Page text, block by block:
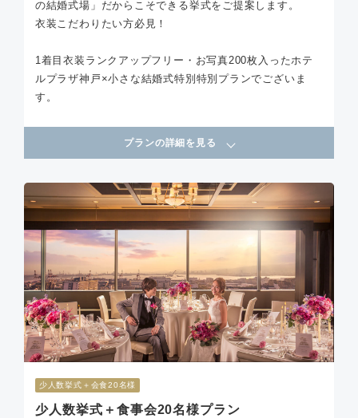
の結婚式場」だからこそできる挙式をご提案します。
衣装こだわりたい方必見！
1着目衣装ランクアップフリー・お写真200枚入ったホテ
ルプラザ神戸×小さな結婚式特別特別プランでございま
す。
プランの詳細を見る
少人数挙式＋会食20名様
少人数挙式＋食事会20名様プラン